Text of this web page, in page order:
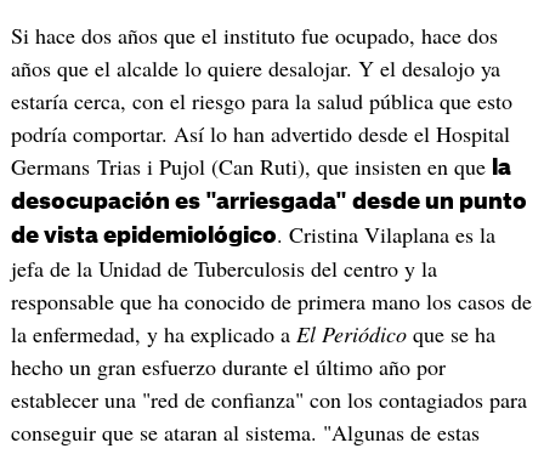
Si hace dos años que el instituto fue ocupado, hace dos
años que el alcalde lo quiere desalojar. Y el desalojo ya
estaría cerca, con el riesgo para la salud pública que esto
podría comportar. Así lo han advertido desde el Hospital
Germans Trias i Pujol (Can Ruti), que insisten en que la
desocupación es "arriesgada" desde un punto
de vista epidemiológico. Cristina Vilaplana es la
jefa de la Unidad de Tuberculosis del centro y la
responsable que ha conocido de primera mano los casos de
la enfermedad, y ha explicado a El Periódicoque se ha
hecho un gran esfuerzo durante el último año por
establecer una "red de confianza" con los contagiados para
conseguir que se ataran al sistema. "Algunas de estas